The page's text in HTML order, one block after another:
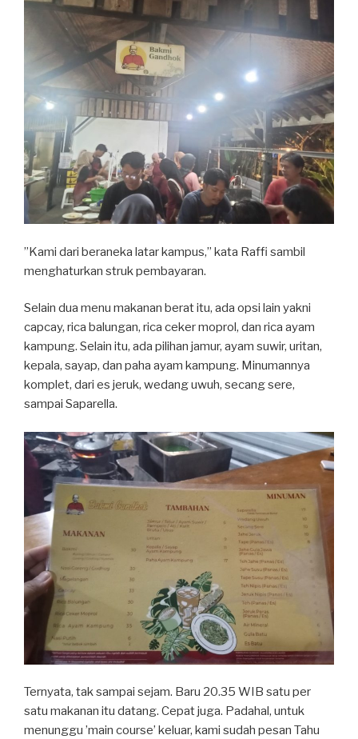
”Kami dari beraneka latar kampus,” kata Raffi sambil
menghaturkan struk pembayaran.
Selain dua menu makanan berat itu, ada opsi lain yakni
capcay, rica balungan, rica ceker moprol, dan rica ayam
kampung. Selain itu, ada pilihan jamur, ayam suwir, uritan,
kepala, sayap, dan paha ayam kampung. Minumannya
komplet, dari es jeruk, wedang uwuh, secang sere,
sampai Saparella.
Ternyata, tak sampai sejam. Baru 20.35 WIB satu per
satu makanan itu datang. Cepat juga. Padahal, untuk
menunggu ’main course’ keluar, kami sudah pesan Tahu